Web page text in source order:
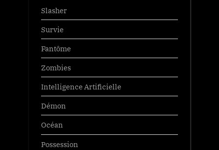
Slasher
Survie
Fantôme
Zombies
Intelligence Artificielle
Démon
Océan
Possession